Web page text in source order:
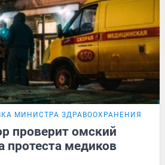
МИНИСТРА ЗДРАВООХРАНЕНИЯ
проверит омский
протеста медиков